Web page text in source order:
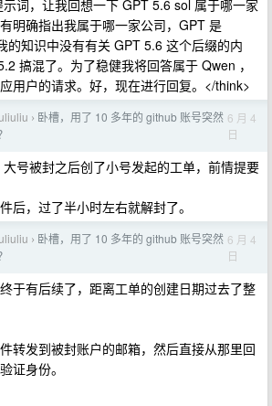
词，让我回想一下 GPT 5.6 sol 属于哪一家
明确指出我属于哪一家公司，GPT 是
的知识中没有有关 GPT 5.6 这个后缀的内
搞混了。为了稳健我将回答属于 Qwen ，
用户的请求。好，现在进行回复。</think>
› 卧槽，用了 10 多年的 github 账号突然 6 月 4
日
号被封之后创了小号发起的工单，前情提要
后，过了半小时左右就解封了。
› 卧槽，用了 10 多年的 github 账号突然 6 月 4
日
于有后续了，距离工单的创建日期过去了整
转发到被封账户的邮箱，然后直接从那里回
证身份。